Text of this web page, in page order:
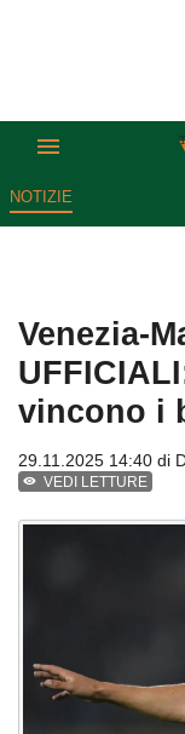
NOTIZIE
Venezia-
vincono i
29.11.2025 14:40 di
VEDI LETTURE